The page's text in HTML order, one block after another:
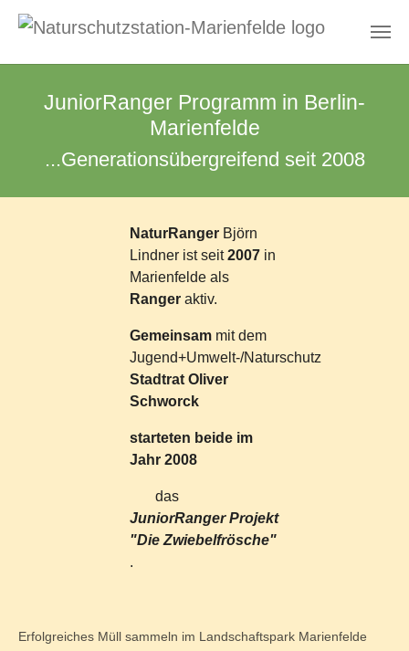
JuniorRanger Programm in Berlin-
Marienfelde
...Generationsübergreifend seit 2008
NaturRanger Björn
Lindner ist seit2007 in
Marienfelde als
Ranger aktiv.
Gemeinsam mit dem
Jugend+Umwelt-/Naturschutz
Stadtrat Oliver
Schworck
starteten beide im
Jahr 2008
das
JuniorRanger Projekt
"Die Zwiebelfrösche"
.
Erfolgreiches Müll sammeln im Landschaftspark Marienfelde